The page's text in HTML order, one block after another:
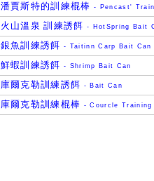
潘賈斯特的訓練棍棒 - Pencast'
火山溫泉 訓練誘餌 - HotSpring Bait
銀魚訓練誘餌 - Taitinn Carp Bait Can
鮮蝦訓練誘餌 - Shrimp Bait Can
庫爾克勒訓練誘餌 - Bait Can
庫爾克勒訓練棍棒 - Courcle Training